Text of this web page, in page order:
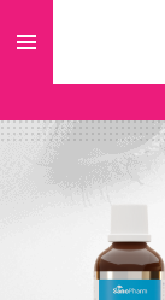
de
hoofdinhoud